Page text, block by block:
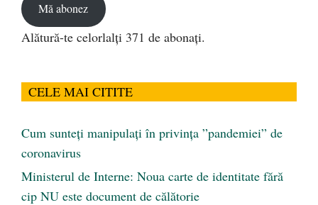
Mă abonez
Alătură-te celorlalți 371 de abonați.
CELE MAI CITITE
Cum sunteți manipulați în privința ”pandemiei” de
coronavirus
Ministerul de Interne: Noua carte de identitate fără
cip NU este document de călătorie